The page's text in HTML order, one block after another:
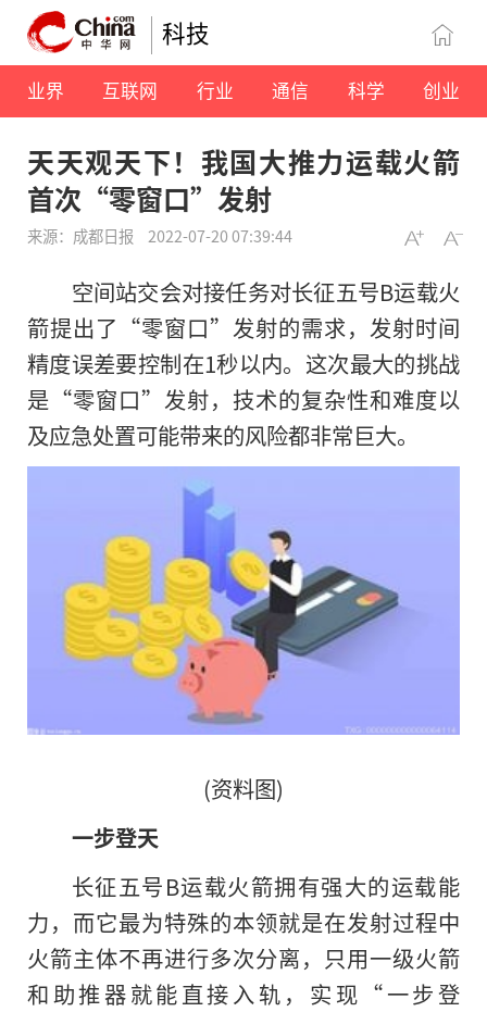
科技
业界 互联网 行业 通信 科学 创业
天天观天下！我国大推力运载火箭
首次“零窗口”发射
来源：成都日报 2022-07-20 07:39:44
空间站交会对接任务对长征五号B运载火
箭提出了“零窗口”发射的需求，发射时间
精度误差要控制在1秒以内。这次最大的挑战
是“零窗口”发射，技术的复杂性和难度以
及应急处置可能带来的风险都非常巨大。
(资料图)
一步登天
长征五号B运载火箭拥有强大的运载能
力，而它最为特殊的本领就是在发射过程中
火箭主体不再进行多次分离，只用一级火箭
和助推器就能直接入轨，实现“一步登